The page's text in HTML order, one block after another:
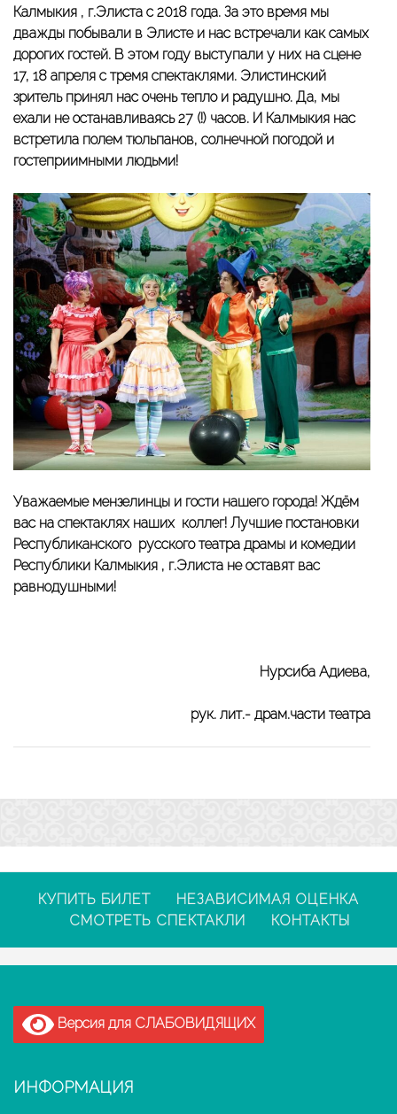
Калмыкия , г.Элиста с 2018 года. За это время мы
дважды побывали в Элисте и нас встречали как самых
дорогих гостей. В этом году выступали у них на сцене
17, 18 апреля с тремя спектаклями. Элистинский
зритель принял нас очень тепло и радушно. Да, мы
ехали не останавливаясь 27 (!) часов. И Калмыкия нас
встретила полем тюльпанов, солнечной погодой и
гостеприимными людьми!
Уважаемые мензелинцы и гости нашего города! Ждём
вас на спектаклях наших коллег! Лучшие постановки
Республиканского русского театра драмы и комедии
Республики Калмыкия , г.Элиста не оставят вас
равнодушными!
Нурсиба Адиева,
рук. лит.- драм.части театра
КУПИТЬ БИЛЕТ
НЕЗАВИСИМАЯ ОЦЕНКА
СМОТРЕТЬ СПЕКТАКЛИ
КОНТАКТЫ
Версия для СЛАБОВИДЯЩИХ
ИНФОРМАЦИЯ